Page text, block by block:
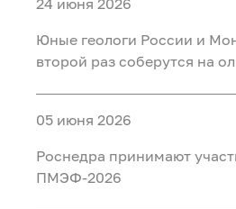
Юные геологи России и
второй раз соберутся на
05 июня 2026
Роснедра принимают
ПМЭФ-2026